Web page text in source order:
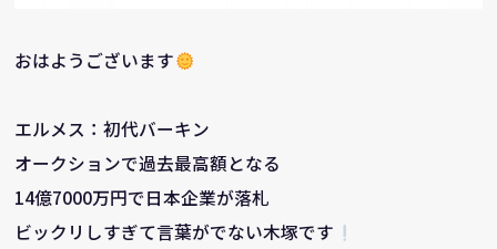
おはようございます
エルメス：初代バーキン
オークションで過去最高額となる
14億7000万円で日本企業が落札
ビックリしすぎて言葉がでない木塚です